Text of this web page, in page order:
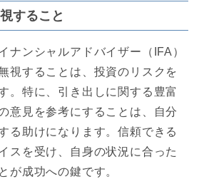
すること
ナンシャルアドバイザー（IFA）
視することは、投資のリスクを
。特に、引き出しに関する豊富
意見を参考にすることは、自分
る助けになります。信頼できる
スを受け、自身の状況に合った
が成功への鍵です。